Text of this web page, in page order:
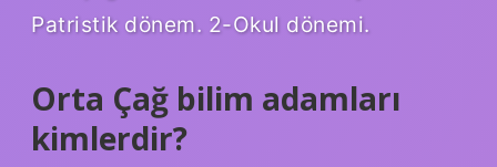
Patristik dönem. 2-Okul dönemi.
Orta Çağ bilim adamları
kimlerdir?